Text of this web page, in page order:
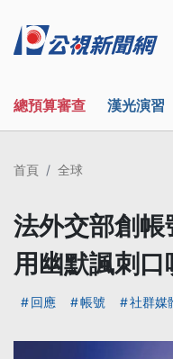
總預算審查 漢光演習
首頁 全球
法外交部創帳
用幽默諷刺
回應 帳號 社群媒